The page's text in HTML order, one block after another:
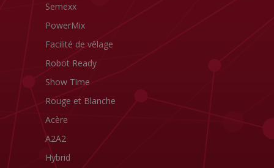
Semexx
PowerMix
Facilité de vêlage
Robot Ready
Show Time
Rouge et Blanche
Acère
A2A2
Hybrid